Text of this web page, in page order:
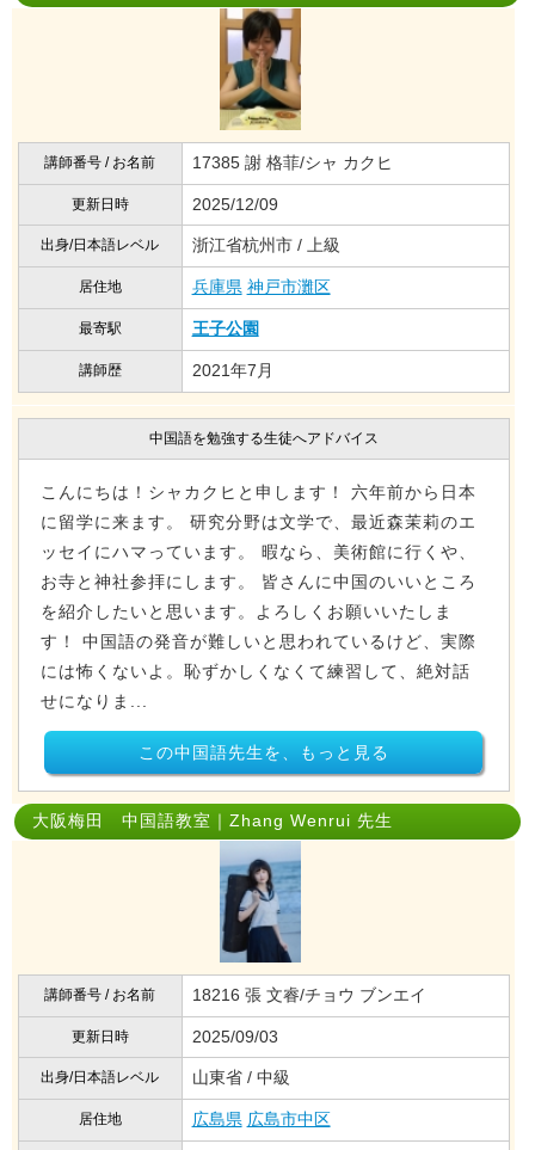
講師番号 / お名前 17385 謝 格菲/シャ カクヒ
更新日時 2025/12/09
出身/日本語レベル 浙江省杭州市 / 上級
居住地 兵庫県 神戸市灘区
最寄駅 王子公園
講師歴 2021年7月
中国語を勉強する生徒へアドバイス
こんにちは！シャカクヒと申します！ 六年前から日本
に留学に来ます。 研究分野は文学で、最近森茉莉のエ
ッセイにハマっています。 暇なら、美術館に行くや、
お寺と神社参拝にします。 皆さんに中国のいいところ
を紹介したいと思います。よろしくお願いいたしま
す！ 中国語の発音が難しいと思われているけど、実際
には怖くないよ。恥ずかしくなくて練習して、絶対話
せになりま...
この中国語先生を、もっと見る
大阪梅田 中国語教室｜Zhang Wenrui 先生
講師番号 / お名前 18216 張 文睿/チョウ ブンエイ
更新日時 2025/09/03
出身/日本語レベル 山東省 / 中級
居住地 広島県 広島市中区